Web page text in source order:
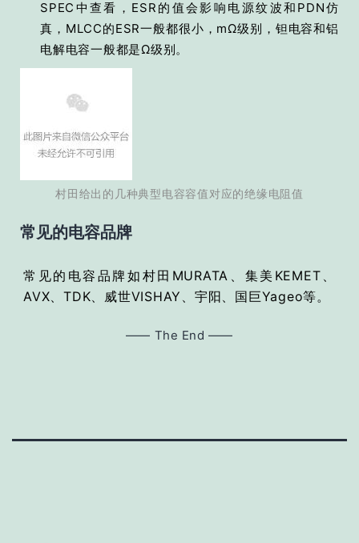
SPEC中查看，ESR的值会影响电源纹波和PDN仿
真，MLCC的ESR一般都很小，mΩ级别，钽电容和铝
电解电容一般都是Ω级别。
村田给出的几种典型电容容值对应的绝缘电阻值
常见的电容品牌
常见的电容品牌如村田MURATA、集美KEMET、
AVX、TDK、威世VISHAY、宇阳、国巨Yageo等。
—— The End ——